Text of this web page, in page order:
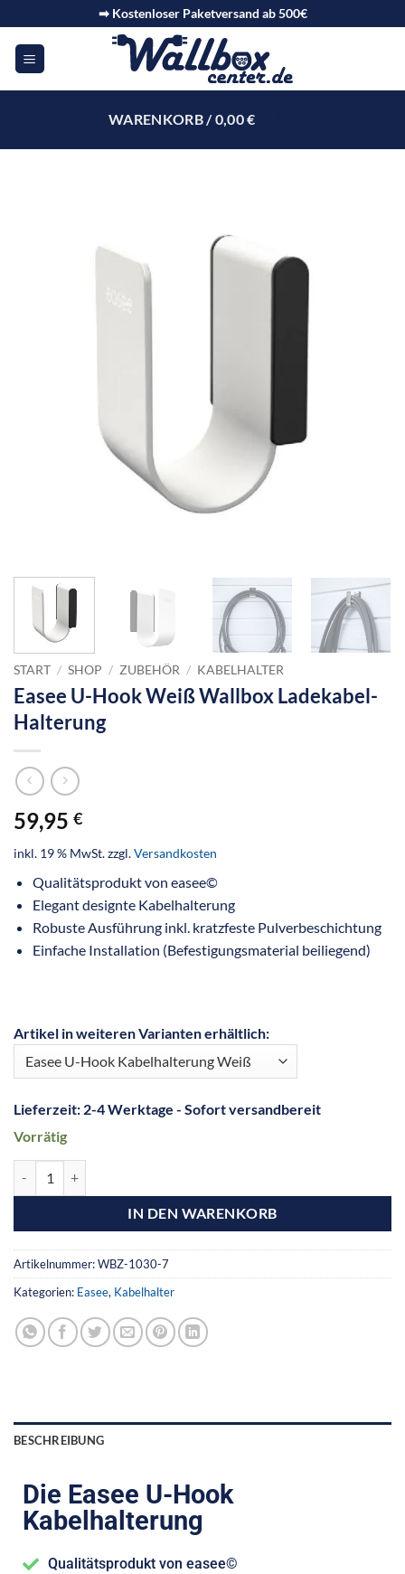
➡ Kostenloser Paketversand ab 500€
WARENKORB /0,00€
START / SHOP / ZUBEHÖR / KABELHALTER
Easee U-Hook Weiß Wallbox Ladekabel-
Halterung
59,95 €
inkl. 19 % MwSt.zzgl.Versandkosten
Qualitätsprodukt von easee©
Elegant designte Kabelhalterung
Robuste Ausführung inkl. kratzfeste Pulverbeschichtung
Einfache Installation (Befestigungsmaterial beiliegend)
Artikel in weiteren Varianten erhältlich:
Lieferzeit: 2-4 Werktage - Sofort versandbereit
Vorrätig
IN DEN WARENKORB
Artikelnummer:WBZ-1030-7
Kategorien: Easee, Kabelhalter
BESCHREIBUNG
Die Easee U-Hook
Kabelhalterung
Qualitätsprodukt von easee©